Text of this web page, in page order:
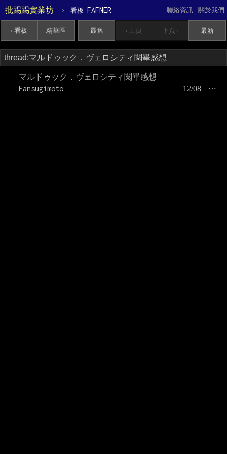
批踢踢實業坊 › 看板 FAFNER 關於我們
聯絡資訊
‹ 看板 精華區 最舊 ‹ 上頁 下頁 › 最新
マルドゥック．ヴェロシティ閱畢感想
Fansugimoto
⋯
12/08